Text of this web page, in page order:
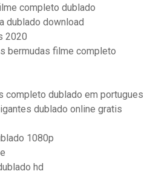
completo dublado
dublado download
2020
bermudas filme completo
completo dublado em portugues
dublado online gratis
1080p
hd